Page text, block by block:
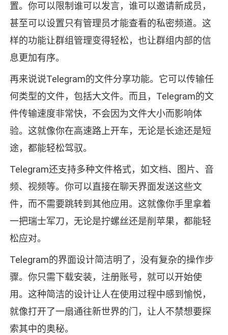
置。你可以限制谁可以发言，谁可以邀请新成员，
甚至可以设置只有管理员才能查看的私密频道。这
样的功能让群组管理变得轻松，也让群组内部的信
息更加有序。
再来说说Telegram的文件分享功能。它可以传输任
何类型的文件，包括大文件。而且，Telegram的文
件传输速度非常快，不会因为文件大小而影响体
验。这就像你在高速路上开车，无论是长途还是短
途，都能轻松驾驭。
Telegram还支持多种文件格式，如文档、图片、音
频、视频等。你可以直接在聊天界面发送这些文
件，而不需要跳转到其他应用。这就像你手里拿着
一把瑞士军刀，无论是拧螺丝还是削苹果，都能轻
松应对。
Telegram的界面设计简洁明了，没有复杂的操作步
骤。你只需下载安装，注册账号，就可以开始使
用。这种简洁的设计让人在使用过程中感到愉悦，
就像打开了一扇通往新世界的门，让人不禁想要探
索其中的奥秘。